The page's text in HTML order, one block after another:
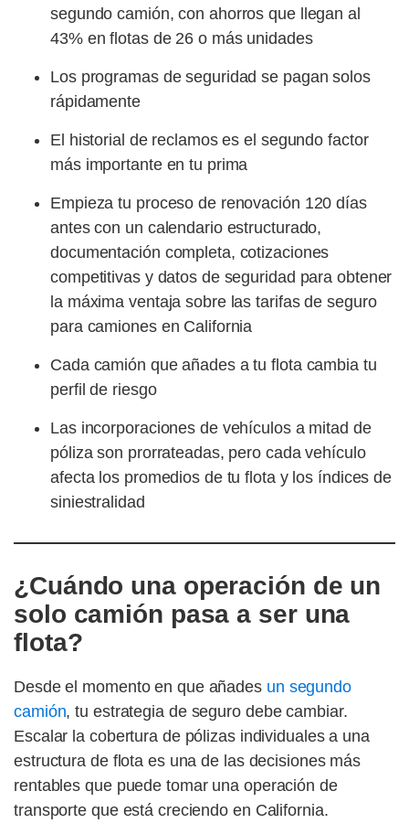
segundo camión, con ahorros que llegan al
43% en flotas de 26 o más unidades
Los programas de seguridad se pagan solos
rápidamente
El historial de reclamos es el segundo factor
más importante en tu prima
Empieza tu proceso de renovación 120 días
antes con un calendario estructurado,
documentación completa, cotizaciones
competitivas y datos de seguridad para obtener
la máxima ventaja sobre las tarifas de seguro
para camiones en California
Cada camión que añades a tu flota cambia tu
perfil de riesgo
Las incorporaciones de vehículos a mitad de
póliza son prorrateadas, pero cada vehículo
afecta los promedios de tu flota y los índices de
siniestralidad
¿Cuándo una operación de un
solo camión pasa a ser una
flota?
Desde el momento en que añades un segundo
camión, tu estrategia de seguro debe cambiar.
Escalar la cobertura de pólizas individuales a una
estructura de flota es una de las decisiones más
rentables que puede tomar una operación de
transporte que está creciendo en California.